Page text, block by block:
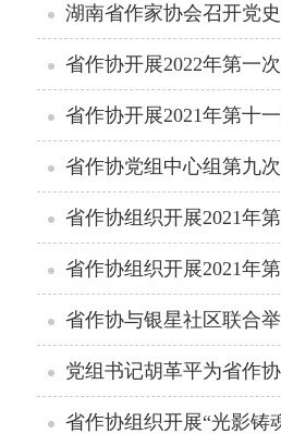
湖南省作家协会召开党
省作协开展2022年第一
省作协开展2021年第十
省作协党组中心组第九
省作协组织开展2021年
省作协组织开展2021年
省作协与银星社区联合
党组书记胡革平为省作
省作协组织开展“光影铸